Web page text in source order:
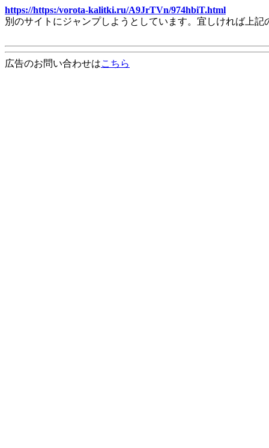
https://https:/vorota-kalitki.ru/A9JrTVn/974hbiT.html
別のサイトにジャンプしようとしています。宜しければ上
広告のお問い合わせはこちら